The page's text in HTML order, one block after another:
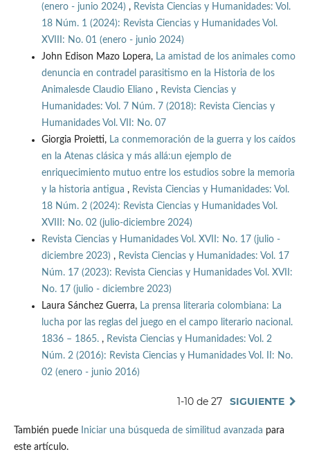
(enero - junio 2024) , Revista Ciencias y Humanidades: Vol.
18 Núm. 1 (2024): Revista Ciencias y Humanidades Vol.
XVIII: No. 01 (enero - junio 2024)
John Edison Mazo Lopera, La amistad de los animales como
denuncia en contradel parasitismo en la Historia de los
Animalesde Claudio Eliano , Revista Ciencias y
Humanidades: Vol. 7 Núm. 7 (2018): Revista Ciencias y
Humanidades Vol. VII: No. 07
Giorgia Proietti, La conmemoración de la guerra y los caídos
en la Atenas clásica y más allá:un ejemplo de
enriquecimiento mutuo entre los estudios sobre la memoria
y la historia antigua , Revista Ciencias y Humanidades: Vol.
18 Núm. 2 (2024): Revista Ciencias y Humanidades Vol.
XVIII: No. 02 (julio-diciembre 2024)
Revista Ciencias y Humanidades Vol. XVII: No. 17 (julio -
diciembre 2023) , Revista Ciencias y Humanidades: Vol. 17
Núm. 17 (2023): Revista Ciencias y Humanidades Vol. XVII:
No. 17 (julio - diciembre 2023)
Laura Sánchez Guerra, La prensa literaria colombiana: La
lucha por las reglas del juego en el campo literario nacional.
1836 – 1865. , Revista Ciencias y Humanidades: Vol. 2
Núm. 2 (2016): Revista Ciencias y Humanidades Vol. II: No.
02 (enero - junio 2016)
1-10 de 27 SIGUIENTE
También puede Iniciar una búsqueda de similitud avanzada para
este artículo.